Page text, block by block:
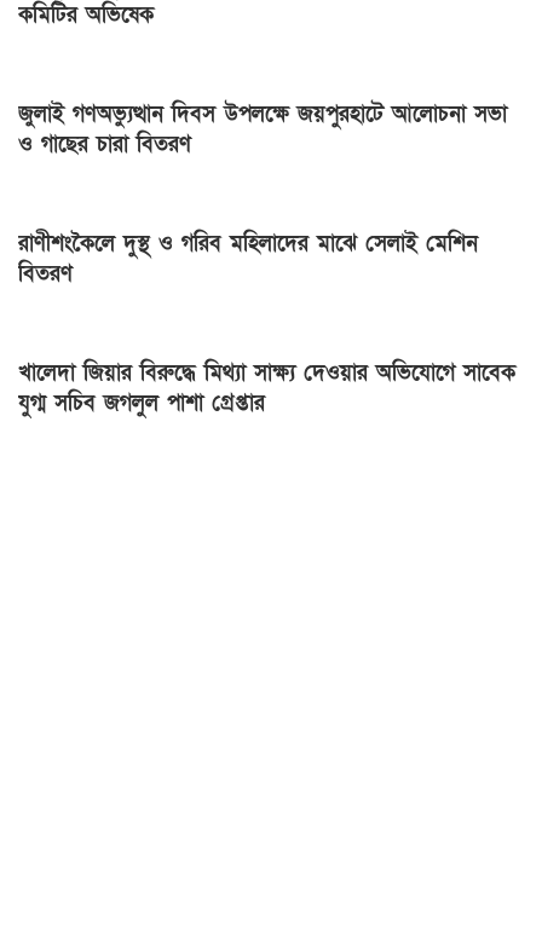
কমিটির অভিষেক
জুলাই গণঅভ্যুত্থান দিবস উপলক্ষে জয়পুরহাটে আলোচনা সভা
ও গাছের চারা বিতরণ
রাণীশংকৈলে দুস্থ ও গরিব মহিলাদের মাঝে সেলাই মেশিন
বিতরণ
খালেদা জিয়ার বিরুদ্ধে মিথ্যা সাক্ষ্য দেওয়ার অভিযোগে সাবেক
যুগ্ম সচিব জগলুল পাশা গ্রেপ্তার